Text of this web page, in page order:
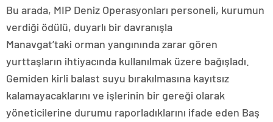
Bu arada, MIP Deniz Operasyonları personeli, kurumun
verdiği ödülü, duyarlı bir davranışla
Manavgat’taki orman yangınında zarar gören
yurttaşların ihtiyacında kullanılmak üzere bağışladı.
Gemiden kirli balast suyu bırakılmasına kayıtsız
kalamayacaklarını ve işlerinin bir gereği olarak
yöneticilerine durumu raporladıklarını ifade eden Baş